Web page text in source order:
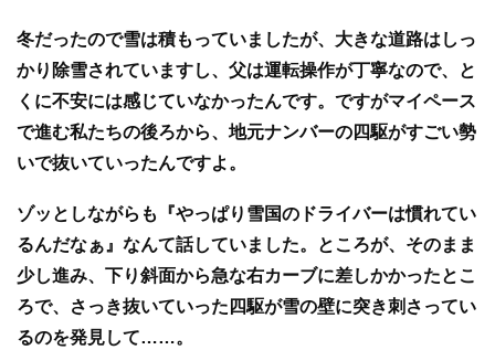
冬だったので雪は積もっていましたが、大きな道路はしっ
かり除雪されていますし、父は運転操作が丁寧なので、と
くに不安には感じていなかったんです。ですがマイペース
で進む私たちの後ろから、地元ナンバーの四駆がすごい勢
いで抜いていったんですよ。
ゾッとしながらも『やっぱり雪国のドライバーは慣れてい
るんだなぁ』なんて話していました。ところが、そのまま
少し進み、下り斜面から急な右カーブに差しかかったとこ
ろで、さっき抜いていった四駆が雪の壁に突き刺さってい
るのを発見して……。